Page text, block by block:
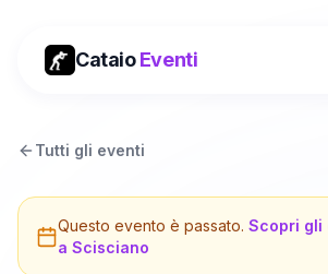
CataioEventi
Tutti gli eventi
Questo evento è passato. Scopri gli
a Scisciano